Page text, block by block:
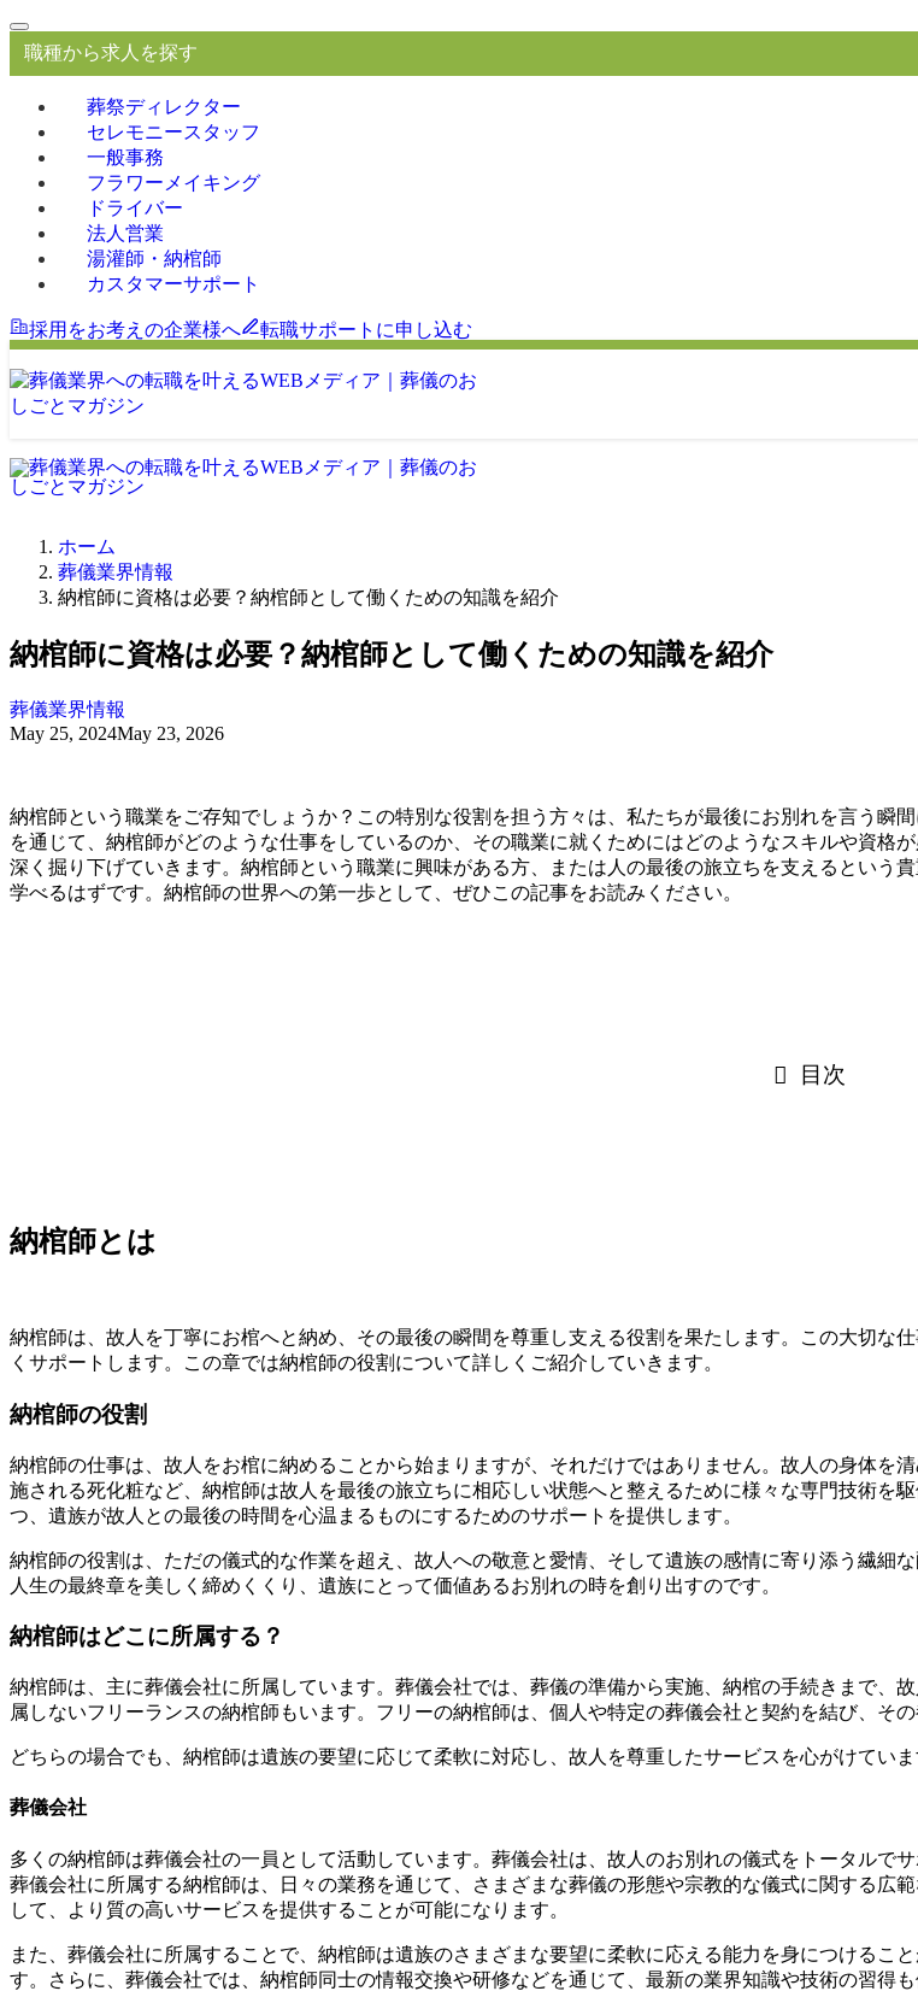
職種から求人を探す
葬祭ディレクター
セレモニースタッフ
一般事務
フラワーメイキング
ドライバー
法人営業
湯灌師・納棺師
カスタマーサポート
採用をお考えの企業様へ
転職サポートに申し込む
ホーム
葬儀業界情報
納棺師に資格は必要？納棺師として働くための知識を紹介
納棺師に資格は必要？納棺師として働くための知識を紹介
葬儀業界情報
May 25, 2024May 23, 2026
納棺師という職業をご存知でしょうか？この特別な役割を担う方々は、私たちが最後にお別れを言う瞬
を通じて、納棺師がどのような仕事をしているのか、その職業に就くためにはどのようなスキルや資格
深く掘り下げていきます。納棺師という職業に興味がある方、または人の最後の旅立ちを支えるという
学べるはずです。納棺師の世界への第一歩として、ぜひこの記事をお読みください。
目次
納棺師とは
納棺師は、故人を丁寧にお棺へと納め、その最後の瞬間を尊重し支える役割を果たします。この大切な
くサポートします。この章では納棺師の役割について詳しくご紹介していきます。
納棺師の役割
納棺師の仕事は、故人をお棺に納めることから始まりますが、それだけではありません。故人の身体を
施される死化粧など、納棺師は故人を最後の旅立ちに相応しい状態へと整えるために様々な専門技術を
つ、遺族が故人との最後の時間を心温まるものにするためのサポートを提供します。
納棺師の役割は、ただの儀式的な作業を超え、故人への敬意と愛情、そして遺族の感情に寄り添う繊細
人生の最終章を美しく締めくくり、遺族にとって価値あるお別れの時を創り出すのです。
納棺師はどこに所属する？
納棺師は、主に葬儀会社に所属しています。葬儀会社では、葬儀の準備から実施、納棺の手続きまで、
属しないフリーランスの納棺師もいます。フリーの納棺師は、個人や特定の葬儀会社と契約を結び、そ
どちらの場合でも、納棺師は遺族の要望に応じて柔軟に対応し、故人を尊重したサービスを心がけてい
葬儀会社
多くの納棺師は葬儀会社の一員として活動しています。葬儀会社は、故人のお別れの儀式をトータルで
葬儀会社に所属する納棺師は、日々の業務を通じて、さまざまな葬儀の形態や宗教的な儀式に関する広
して、より質の高いサービスを提供することが可能になります。
また、葬儀会社に所属することで、納棺師は遺族のさまざまな要望に柔軟に応える能力を身につけるこ
す。さらに、葬儀会社では、納棺師同士の情報交換や研修などを通じて、最新の業界知識や技術の習得